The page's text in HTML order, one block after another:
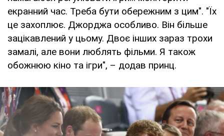
екранний час. Треба бути обережним з цим". "Їх
це захоплює. Джорджа особливо. Він більше
зацікавлений у цьому. Двоє інших зараз трохи
замалі, але вони люблять фільми. Я також
обожнюю кіно та ігри", – додав принц.